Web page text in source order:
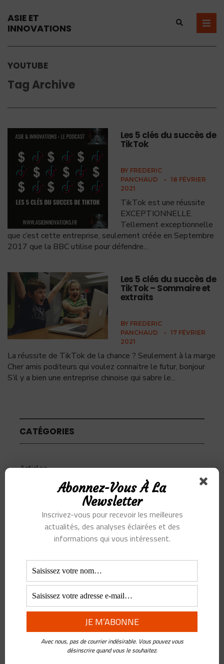
ASIE ET
INNOVATIONS
YOUTUBE
Tag Archive
Les 5 clés du succès de
TikTok
BY FREDERIC
PANCHAUD
• 18 FÉVRIER
2021
TikTok est une réussite
EXCEPTIONNELLE.
Tellement exceptionnelle
que c’est cette entreprise, seulement créée en Septembre
2017 que la BBC utilise pour défendre...
Les 5 clés du succès de
TikTok – Sommaire et
extraits
BY FREDERIC
PANCHAUD
• 17 FÉVRIER
2021
La réussite de TikTok de la chance ? Seulement à la marge
Cher amis poditeurs qui voulez connaitre le futur, bonjour
S’il y a bien une entreprise chinoise qui sabre le...
CATÉGORIES
Articles
Alibaba Alihealth Alipay
Asie
Assurance Banque
ByteDance
Chine credit crypto
Crypto Yuan
Ecosystème
Epargne
Facebook
Fintech
Abonnez-Vous À La
Newsletter
Inscrivez-vous pour recevoir les meilleures
actualités, des analyses éclairées et des
informations qui vous intéressent.
Avec nous, pas de courrier indésirable. Vous pouvez vous
désinscrire quand vous le souhaitez.